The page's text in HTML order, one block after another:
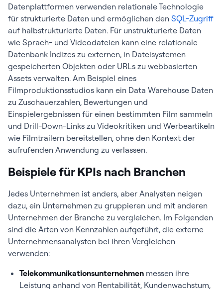
Datenplattformen verwenden relationale Technologie
für strukturierte Daten und ermöglichen den SQL-Zugriff
auf halbstrukturierte Daten. Für unstrukturierte Daten
wie Sprach- und Videodateien kann eine relationale
Datenbank Indizes zu externen, in Dateisystemen
gespeicherten Objekten oder URLs zu webbasierten
Assets verwalten. Am Beispiel eines
Filmproduktionsstudios kann ein Data Warehouse Daten
zu Zuschauerzahlen, Bewertungen und
Einspielergebnissen für einen bestimmten Film sammeln
und Drill-Down-Links zu Videokritiken und Werbeartikeln
wie Filmtrailern bereitstellen, ohne den Kontext der
aufrufenden Anwendung zu verlassen.
Beispiele für KPIs nach Branchen
Jedes Unternehmen ist anders, aber Analysten neigen
dazu, ein Unternehmen zu gruppieren und mit anderen
Unternehmen der Branche zu vergleichen. Im Folgenden
sind die Arten von Kennzahlen aufgeführt, die externe
Unternehmensanalysten bei ihren Vergleichen
verwenden:
Telekommunikationsunternehmen messen ihre
Leistung anhand von Rentabilität, Kundenwachstum,